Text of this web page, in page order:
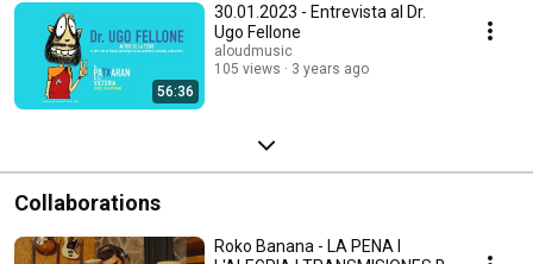
56:36
30.01.2023 - Entrevista al Dr.
Ugo Fellone
aloudmusic
105 views
3 years ago
Collaborations
Roko Banana - LA PENA I